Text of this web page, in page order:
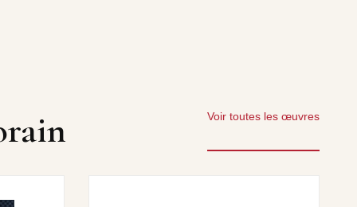
Voir toutes les œuvres